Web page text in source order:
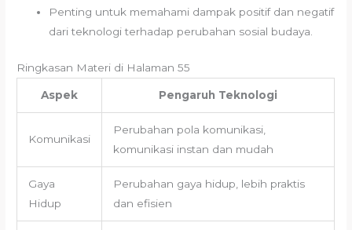
Penting untuk memahami dampak positif dan negatif
dari teknologi terhadap perubahan sosial budaya.
Ringkasan Materi di Halaman 55
Aspek Pengaruh Teknologi
Komunikasi
Perubahan pola komunikasi,
komunikasi instan dan mudah
Gaya
Hidup
Perubahan gaya hidup, lebih praktis
dan efisien